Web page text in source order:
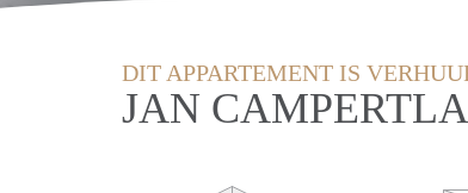
DIT APPARTEMENT IS
JAN